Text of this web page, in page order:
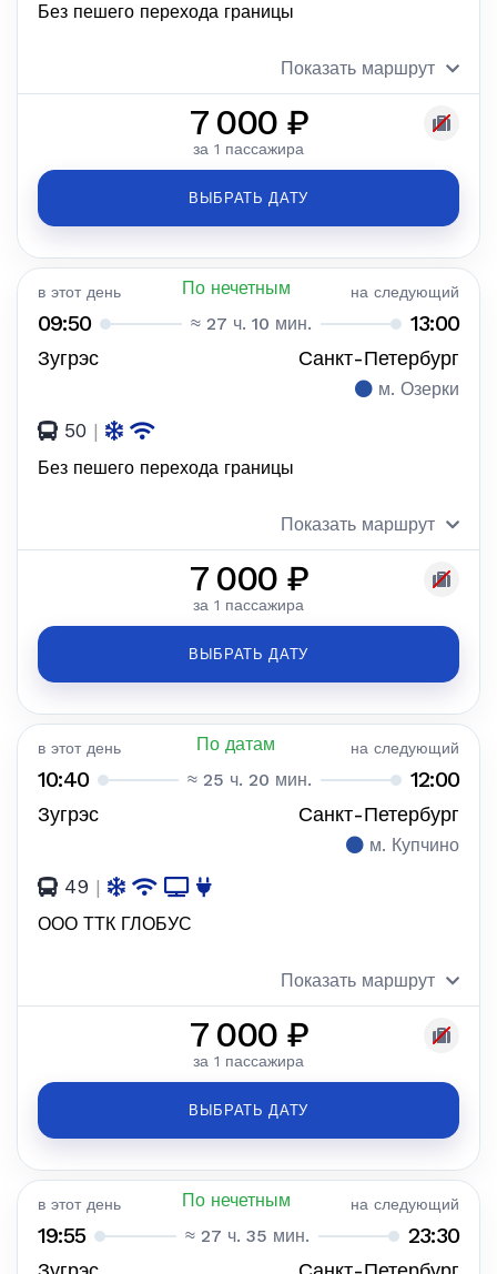
Без пешего перехода границы
Показать маршрут
7 000 ₽
за 1 пассажира
ВЫБРАТЬ ДАТУ
в этот день По нечетным на следующий
09:50 ≈ 27 ч. 10 мин. 13:00
Зугрэс Санкт-Петербург
м. Озерки
50 |
Без пешего перехода границы
Показать маршрут
7 000 ₽
за 1 пассажира
ВЫБРАТЬ ДАТУ
в этот день По датам на следующий
10:40 ≈ 25 ч. 20 мин. 12:00
Зугрэс Санкт-Петербург
м. Купчино
49 |
ООО ТТК ГЛОБУС
Показать маршрут
7 000 ₽
за 1 пассажира
ВЫБРАТЬ ДАТУ
в этот день По нечетным на следующий
19:55 ≈ 27 ч. 35 мин. 23:30